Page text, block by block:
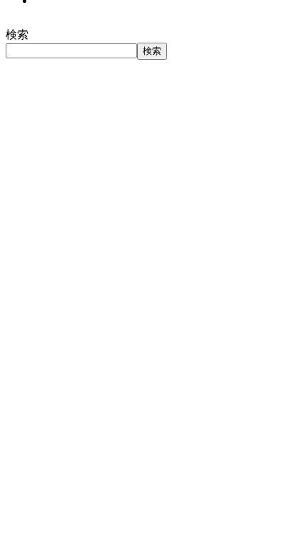
検索
検索